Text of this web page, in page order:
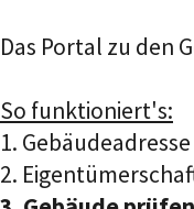
Das Portal zu den
So funktioniert's:
1.
2.